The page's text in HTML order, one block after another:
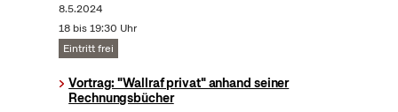
8.5.2024
18 bis 19:30 Uhr
Eintritt frei
Vortrag: "Wallraf privat" anhand seiner
Rechnungsbücher